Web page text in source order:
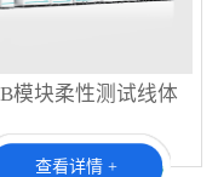
模块柔性测试线体
查看详情 +